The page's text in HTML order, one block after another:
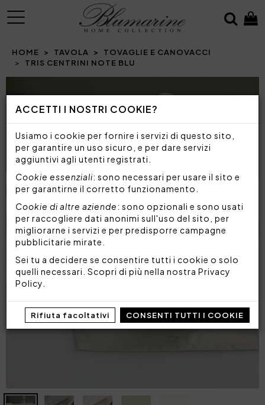
ACCETTI I NOSTRI COOKIE?
Usiamo i cookie per fornire i servizi di questo sito,
per garantire un uso sicuro, e per dare servizi
aggiuntivi agli utenti registrati.
Cookie essenziali: sono necessari per usare il sito e
per garantirne il corretto funzionamento.
Cookie di altre aziende: sono opzionali e sono usati
per raccogliere dati anonimi sull'uso del sito, per
migliorarne i servizi e per predisporre campagne
pubblicitarie mirate.
Sei tu a decidere se consentire tutti i cookie o solo
quelli necessari. Scopri di più nella nostra Privacy
Policy
Rifiuta facoltativi CONSENTI TUTTI I COOKIE
MENU
HOME TAVOLA
TOVAGLIE E CANOVACCI
TRIS CENTRINI NOTE BLU
Prev